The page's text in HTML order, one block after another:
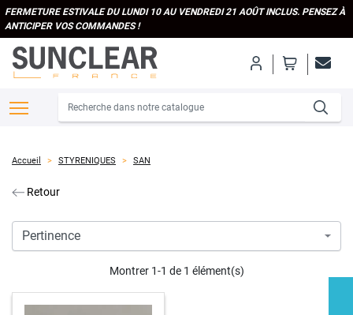
FERMETURE ESTIVALE DU LUNDI 10 AU VENDREDI 21 AOÛT INCLUS. PENSEZ À
ANTICIPER VOS COMMANDES !
Accueil STYRENIQUES SAN
Retour
Montrer 1-1 de 1 élément(s)